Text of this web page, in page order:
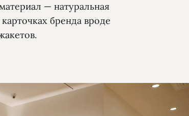
— натуральная
бренда вроде